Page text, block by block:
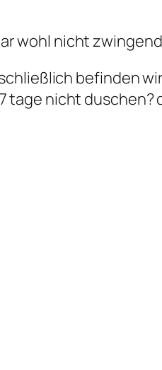
wohl nicht
befinden
tage nicht duschen?